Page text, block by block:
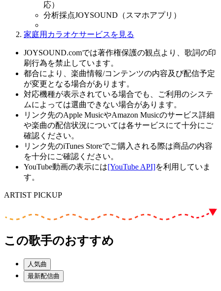
応）
分析採点JOYSOUND（スマホアプリ）
家庭用カラオケサービスを見る
JOYSOUND.comでは著作権保護の観点より、歌詞の印
刷行為を禁止しています。
都合により、楽曲情報/コンテンツの内容及び配信予定
が変更となる場合があります。
対応機種が表示されている場合でも、ご利用のシステ
ムによっては選曲できない場合があります。
リンク先のApple MusicやAmazon Musicのサービス詳細
や楽曲の配信状況については各サービスにて十分にご
確認ください。
リンク先のiTunes Storeでご購入される際は商品の内容
を十分にご確認ください。
YouTube動画の表示には[YouTube API]を利用していま
す。
ARTIST PICKUP
この歌手のおすすめ
人気曲
最新配信曲